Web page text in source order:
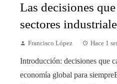
Las decisiones
sectores
Francisco López Hace 1
Introducción: decisiones que
economía global para